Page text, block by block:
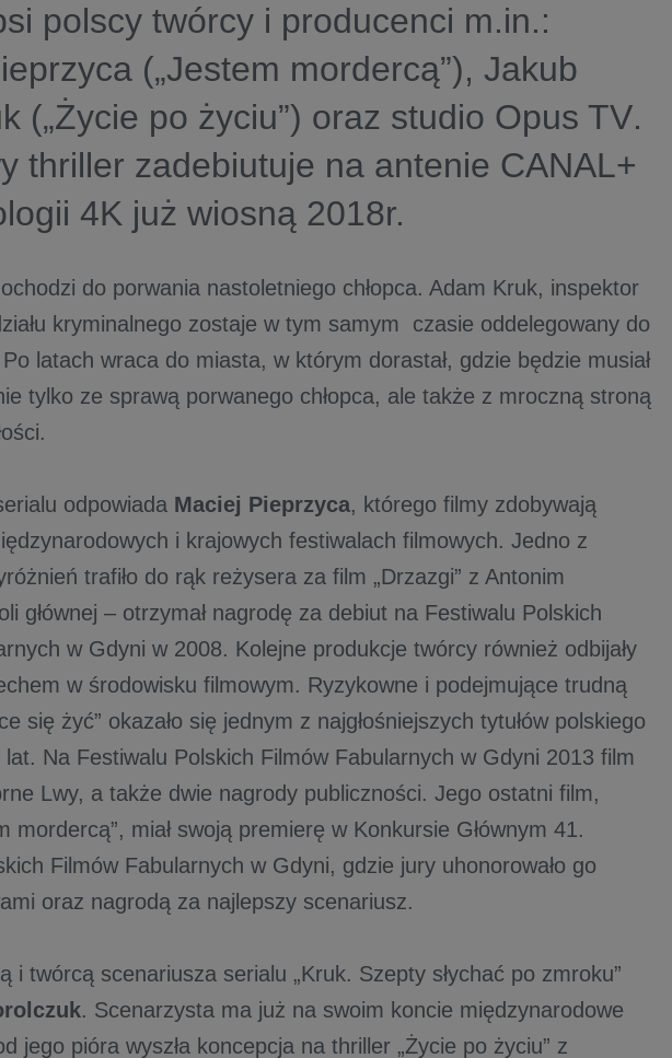
polscy twórcy i producenci m.in.:
(„Jestem mordercą”), Jakub
(„Życie po życiu”) oraz studio Opus TV.
thriller zadebiutuje na antenie CANAL+
4K już wiosną 2018r.
do porwania nastoletniego chłopca. Adam Kruk, inspektor
kryminalnego zostaje w tym samym czasie oddelegowany do
Po latach wraca do miasta, w którym dorastał, gdzie będzie musiał
tylko ze sprawą porwanego chłopca, ale także z mroczną stroną
odpowiada Maciej Pieprzyca, którego filmy zdobywają
i krajowych festiwalach filmowych. Jedno z
trafiło do rąk reżysera za film „Drzazgi” z Antonim
głównej – otrzymał nagrodę za debiut na Festiwalu Polskich
w Gdyni w 2008. Kolejne produkcje twórcy również odbijały
w środowisku filmowym. Ryzykowne i podejmujące trudną
się żyć” okazało się jednym z najgłośniejszych tytułów polskiego
lat. Na Festiwalu Polskich Filmów Fabularnych w Gdyni 2013 film
Lwy, a także dwie nagrody publiczności. Jego ostatni film,
mordercą”, miał swoją premierę w Konkursie Głównym 41.
Filmów Fabularnych w Gdyni, gdzie jury uhonorowało go
oraz nagrodą za najlepszy scenariusz.
i twórcą scenariusza serialu „Kruk. Szepty słychać po zmroku”
. Scenarzysta ma już na swoim koncie międzynarodowe
jego pióra wyszła koncepcja na thriller „Życie po życiu” z